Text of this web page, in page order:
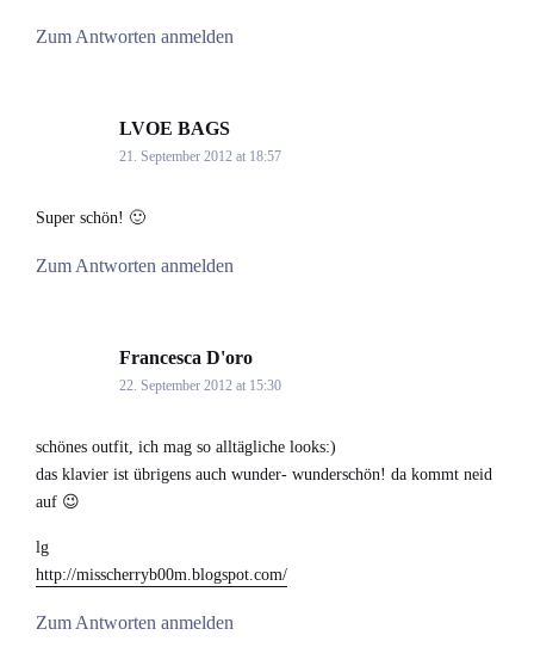
Zum Antworten anmelden
LVOE BAGS
21. September 2012 at 18:57
Super schön! 🙂
Zum Antworten anmelden
Francesca D'oro
22. September 2012 at 15:30
schönes outfit, ich mag so alltägliche looks:)
das klavier ist übrigens auch wunder- wunderschön! da kommt neid
auf 😉
lg
http://misscherryb00m.blogspot.com/
Zum Antworten anmelden